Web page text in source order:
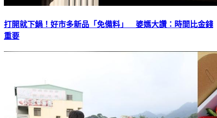
打開就下鍋！好市多新品「免備料」 婆媽大讚：時間比金錢
重要